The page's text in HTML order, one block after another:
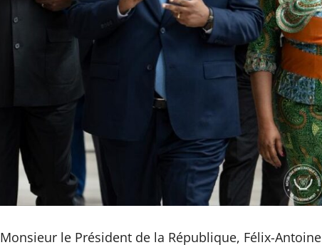
le Président de la République, Félix-Antoine